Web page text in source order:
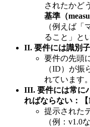
されたかど
基準（
（例えば「
ること」と
II. 要件には識別
要件の先頭
（ID）が振
れています。
III. 要件には常に
ればならない：【
提示された
（例：v1.0